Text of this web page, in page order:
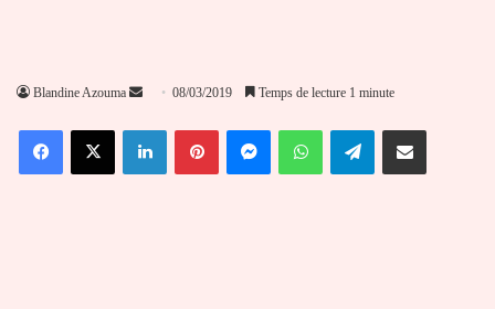
Blandine Azouma
Envoyer
courriel
08/03/2019 Temps de lecture 1 minute
FacebookX LinkedinPinterestMessengerWhatsAppTelegramPartager par email